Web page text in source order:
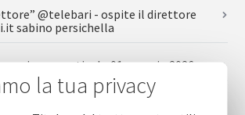
@telebari - ospite il direttore
sabino persichella
- articolo 01 maggio 2026
01 maggio 2026
la tua privacy